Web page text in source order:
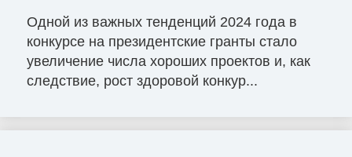
Одной из важных тенденций 2024 года в
конкурсе на президентские гранты стало
увеличение числа хороших проектов и, как
следствие, рост здоровой конкур...